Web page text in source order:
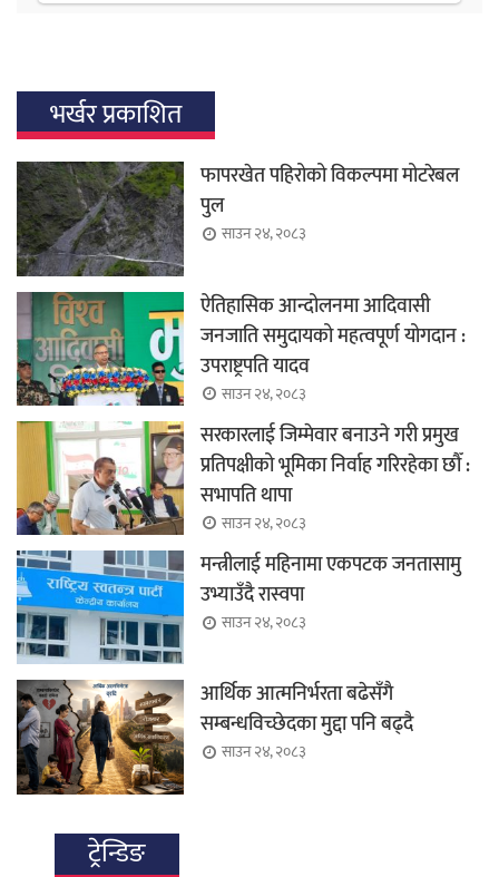
भर्खर प्रकाशित
फापरखेत पहिरोको विकल्पमा मोटरेबल
पुल
साउन २४, २०८३
ऐतिहासिक आन्दोलनमा आदिवासी
जनजाति समुदायको महत्वपूर्ण योगदान :
उपराष्ट्रपति यादव
साउन २४, २०८३
सरकारलाई जिम्मेवार बनाउने गरी प्रमुख
प्रतिपक्षीको भूमिका निर्वाह गरिरहेका छौँ :
सभापति थापा
साउन २४, २०८३
मन्त्रीलाई महिनामा एकपटक जनतासामु
उभ्याउँदै रास्वपा
साउन २४, २०८३
आर्थिक आत्मनिर्भरता बढेसँगै
सम्बन्धविच्छेदका मुद्दा पनि बढ्दै
साउन २४, २०८३
ट्रेन्डिङ